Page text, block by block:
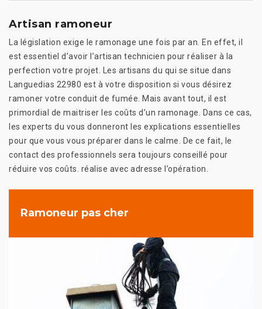
Artisan ramoneur
La législation exige le ramonage une fois par an. En effet, il
est essentiel d’avoir l’artisan technicien pour réaliser à la
perfection votre projet. Les artisans du qui se situe dans
Languedias 22980 est à votre disposition si vous désirez
ramoner votre conduit de fumée. Mais avant tout, il est
primordial de maitriser les coûts d’un ramonage. Dans ce cas,
les experts du vous donneront les explications essentielles
pour que vous vous préparer dans le calme. De ce fait, le
contact des professionnels sera toujours conseillé pour
réduire vos coûts. réalise avec adresse l’opération.
Ramoneur pas cher